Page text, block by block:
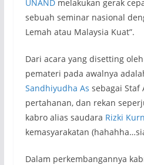
UNANDmelakukan gerak
sebuah seminar nasional
Lemah atau Malaysia Kuat”.
Dari acara yang disetting
pemateri pada awalnya
Sandhiyudha As sebagai Staf
pertahanan, dan rekan
kabro alias saudara Rizki
kemasyarakatan
Dalam perkembangannya